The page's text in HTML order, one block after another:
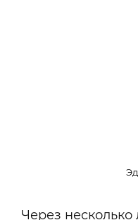
Через несколько